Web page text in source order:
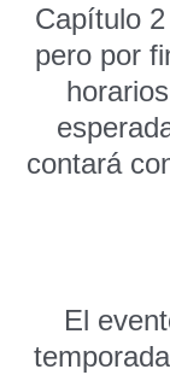
Capítulo
pero por
contará
El